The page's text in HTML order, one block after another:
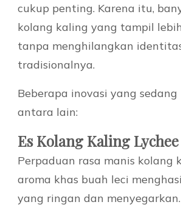
cukup penting. Karena itu,
kolang kaling yang tampil
tanpa menghilangkan
tradisionalnya.
Beberapa inovasi yang
antara lain:
Es Kolang Kaling Lychee
Perpaduan rasa manis kolang
aroma khas buah leci
yang ringan dan menyegarkan.